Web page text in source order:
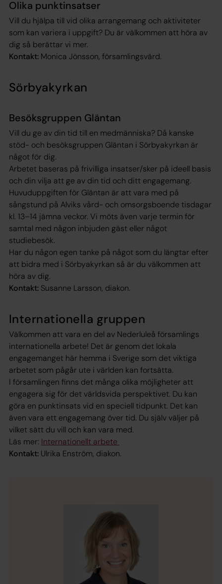
Olika punktinsatser
Vill du hjälpa till vid olika arrangemang och aktiviteter
som kan variera i uppgift? Du är välkommen att höra av
dig så berättar vi mer.
Kontakt: Monica Jönsson, församlingsvärd.
Sörbyakyrkan
Besöksgruppen Gläntan
Vill du ge av din tid till en medmänniska? Då kanske
stöd- och besöksgruppen Gläntan i Sörbyakyrkan är
något för dig.
Arbetet baseras på frivilliga insatser/sker på ideell basis
och din vilja att ge av din tid och ditt engagemang.
Huvuduppgiften för Gläntan är att vara med på
sångstund på Alviks vård- och omsorgsboende tisdagar
kl. 13–14 jämna veckor. Vi möts även varje termin för
samtal med någon inbjuden gäst eller något
studiebesök.
Har du någon egen tanke på något som du längtar efter
att bidra med i Sörbyakyrkan så är du välkommen att
höra av dig.
Kontakt: Susanne Larsson, diakon.
Internationella gruppen
Välkommen att vara en del av Nederluleå församlings
internationella arbete! Det är genom det lokala
engagemanget här hemma i Sverige som det viktiga
arbetet som pågår ute i världen kan fortsätta.
I församlingen finns det många olika möjligheter att
engagera sig för det världsvida perspektivet. Du kan
göra en punktinsats vid en speciell tidpunkt. Det kan
även vara ett engagemang över tid. Du själv väljer på
vilket sätt du vill och kan vara med.
Läs mer: Internationellt arbete
Kontakt: Ulrika Enström, diakon.